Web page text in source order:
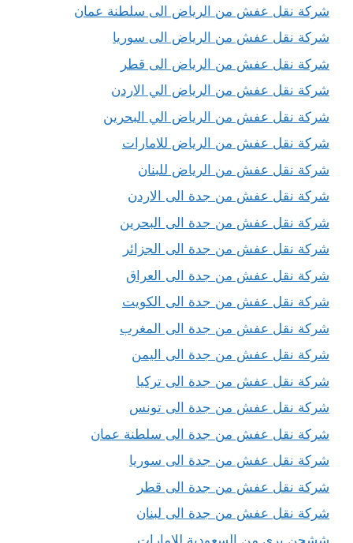
شركة نقل عفش من الرياض الى سلطنة عمان
شركة نقل عفش من الرياض الى سوريا
شركة نقل عفش من الرياض الى قطر
شركة نقل عفش من الرياض الي الاردن
شركة نقل عفش من الرياض الي البحرين
شركة نقل عفش من الرياض للامارات
شركة نقل عفش من الرياض للبنان
شركة نقل عفش من جدة الى الاردن
شركة نقل عفش من جدة الى البحرين
شركة نقل عفش من جدة الى الجزائر
شركة نقل عفش من جدة الى العراق
شركة نقل عفش من جدة الى الكويت
شركة نقل عفش من جدة الى المغرب
شركة نقل عفش من جدة الى اليمن
شركة نقل عفش من جدة الى تركيا
شركة نقل عفش من جدة الى تونس
شركة نقل عفش من جدة الى سلطنة عمان
شركة نقل عفش من جدة الى سوريا
شركة نقل عفش من جدة الى قطر
شركة نقل عفش من جدة الى لبنان
ششحن برى من السعودية للامارات